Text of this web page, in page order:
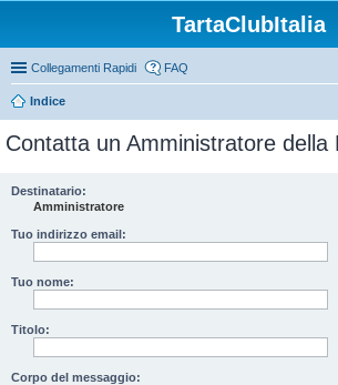
TartaClubItalia
Collegamenti Rapidi FAQ
Indice
Contatta un Amministratore della
Destinatario:
Amministratore
Tuo indirizzo email:
Tuo nome:
Titolo:
Corpo del messaggio: